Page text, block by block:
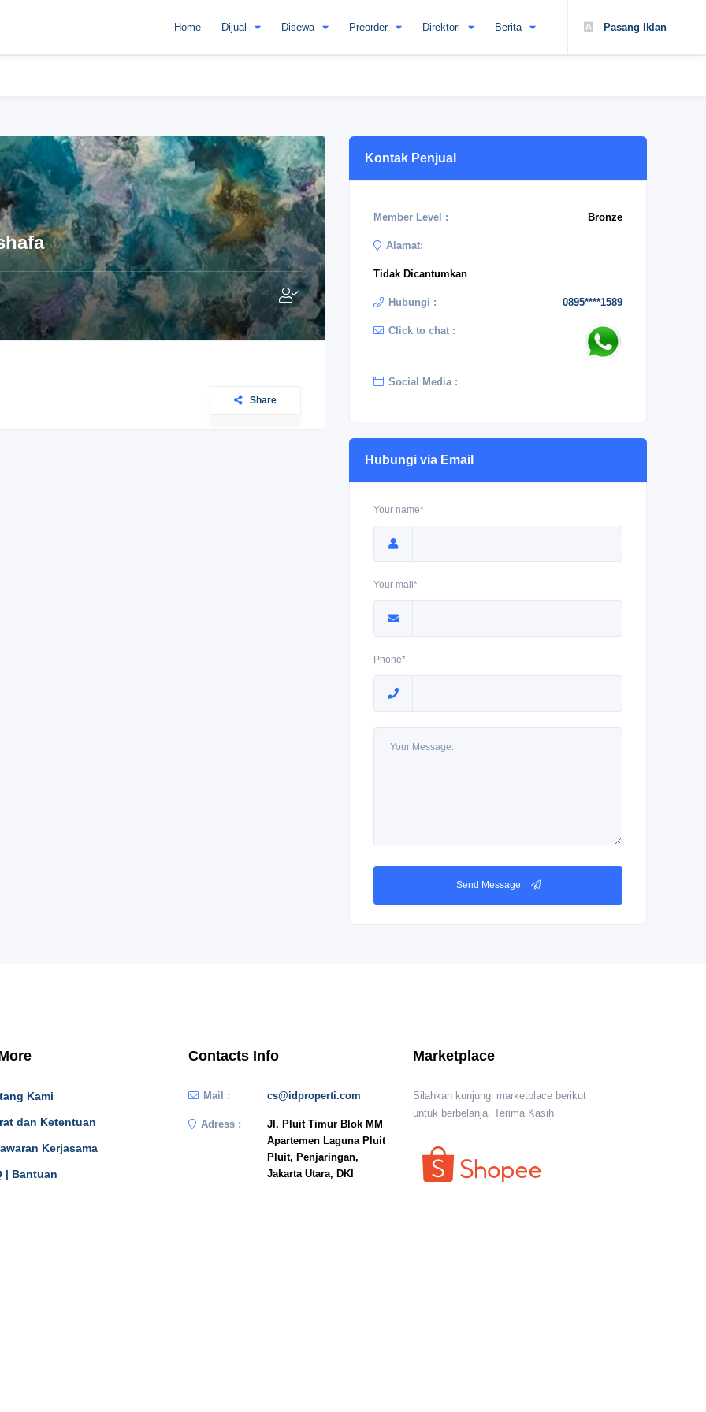
Pasang Iklan
Home Dijual Disewa Preorder Direktori Berita
Share
Kontak Penjual
Member Level : Bronze
Alamat:
Tidak Dicantumkan
Hubungi : 0895****1589
Click to chat :
Social Media :
Hubungi via Email
Your name*
Your mail*
Phone*
Send Message
Kami
dan Ketentuan
Kerjasama
| Bantuan
Contacts Info
Mail : cs@idproperti.com
Adress :
Jl. Pluit Timur Blok MM
Apartemen Laguna Pluit
Pluit, Penjaringan,
Jakarta Utara, DKI
Marketplace
Silahkan kunjungi marketplace berikut
untuk berbelanja. Terima Kasih